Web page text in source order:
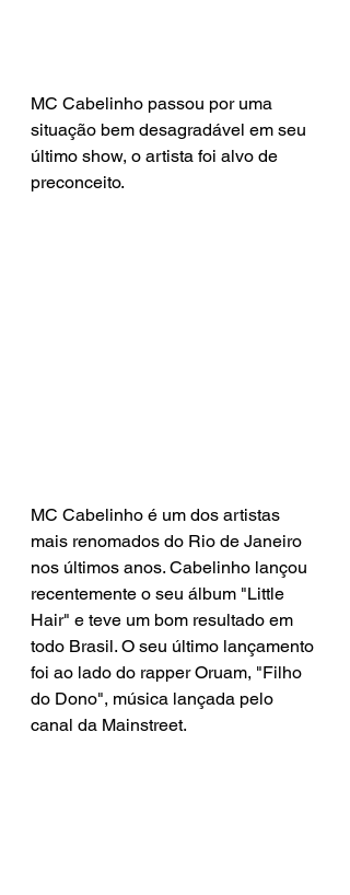
MC Cabelinho passou por uma
situação bem desagradável em seu
último show, o artista foi alvo de
preconceito.
MC Cabelinho é um dos artistas
mais renomados do Rio de Janeiro
nos últimos anos. Cabelinho lançou
recentemente o seu álbum "Little
Hair" e teve um bom resultado em
todo Brasil. O seu último lançamento
foi ao lado do rapper Oruam, "Filho
do Dono", música lançada pelo
canal da Mainstreet.